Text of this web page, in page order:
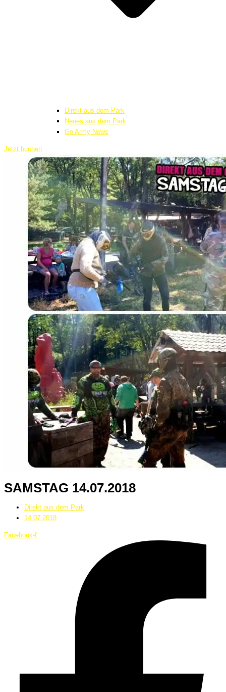
Direkt aus dem Park
Neues aus dem Park
Go Army News
Jetzt buchen
SAMSTAG 14.07.2018
Direkt aus dem Park
14.07.2018
Facebook-f